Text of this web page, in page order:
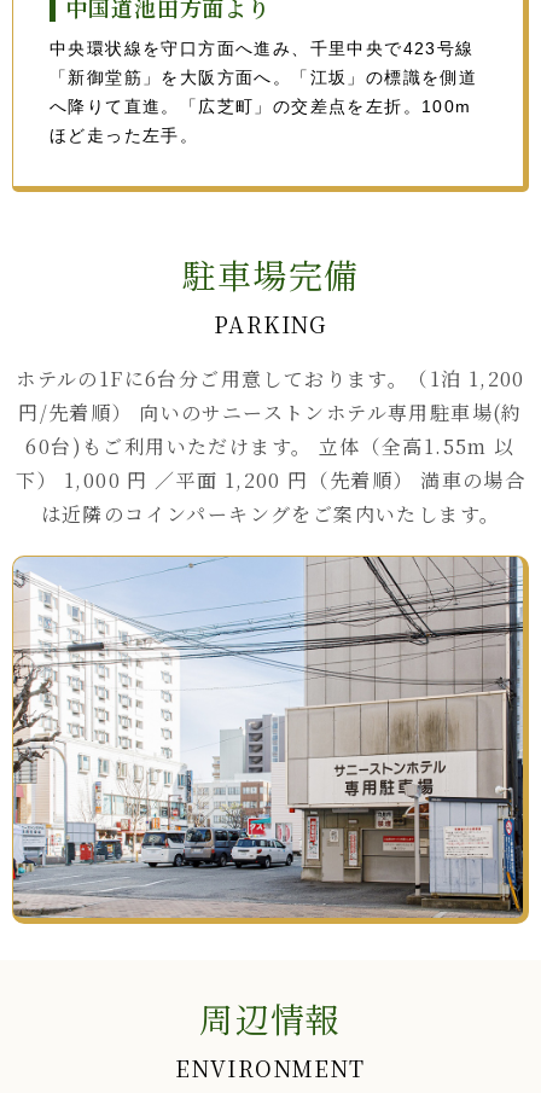
中国道池田方面より
中央環状線を守口方面へ進み、千里中央で423号線
「新御堂筋」を大阪方面へ。「江坂」の標識を側道
へ降りて直進。「広芝町」の交差点を左折。100m
ほど走った左手。
駐車場完備
PARKING
ホテルの1Fに6台分ご用意しております。（1泊 1,200
円/先着順）
向いのサニーストンホテル専用駐車場(約
60台)もご利用いただけます。
立体（全高1.55m 以
下） 1,000 円 ／平面 1,200 円（先着順）
満車の場合
は近隣のコインパーキングをご案内いたします。
周辺情報
ENVIRONMENT